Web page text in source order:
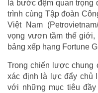
là bước đệm quan trọng
trình cùng Tập đoàn
Việt Nam
vọng vươn tầm thế giới,
bảng xếp hạng Fortune
Trong chiến lược chung
xác định là lực đẩy chủ
với những mục tiêu